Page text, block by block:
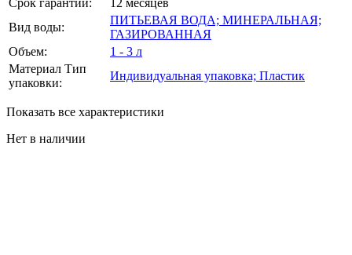
Вид воды:
ПИТЬЕВАЯ ВОДА; МИНЕРАЛЬНАЯ;
ГАЗИРОВАННАЯ
Объем:
1 - 3 л
Материал Тип
упаковки:
Индивидуальная упаковка; Пластик
Показать все характеристики
Нет в наличии